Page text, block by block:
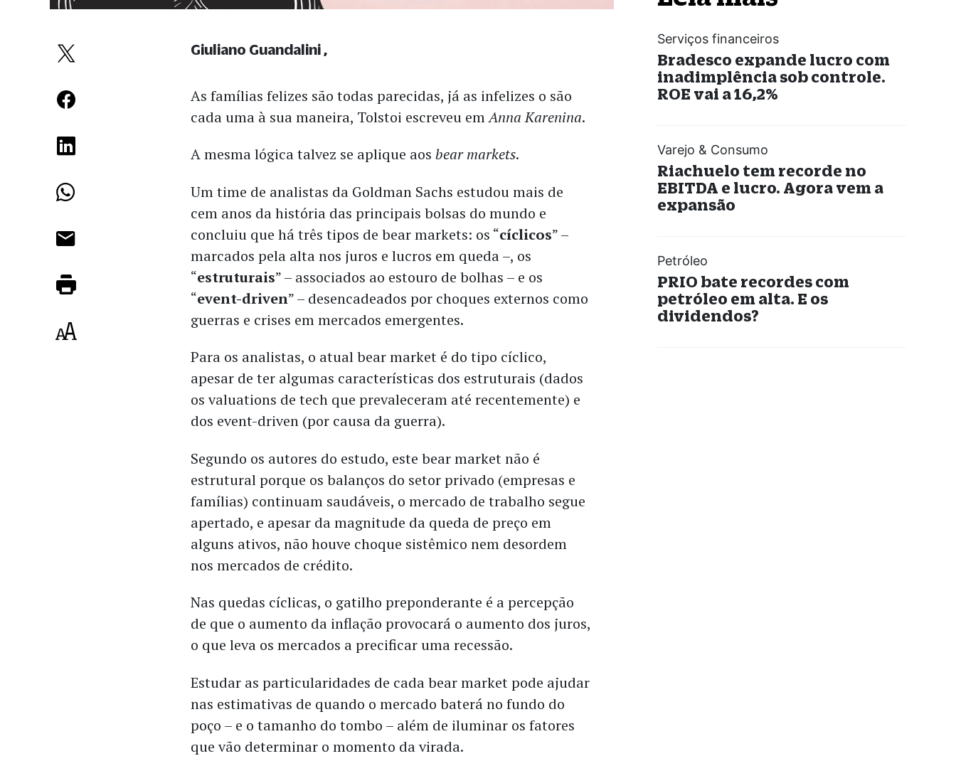
As famílias felizes são todas parecidas, já as infelizes o são
cada uma à sua maneira, Tolstoi escreveu emAnna Karenina.
A mesma lógica talvez se aplique aosbear markets.
Um time de analistas da Goldman Sachs estudou mais de
cem anos da história das principais bolsas do mundo e
concluiu que há três tipos de bear markets: os “cíclicos” –
marcados pela alta nos juros e lucros em queda –, os
“estruturais” – associados ao estouro de bolhas – e os
“event-driven” – desencadeados por choques externos como
guerras e crises em mercados emergentes.
Para os analistas, o atual bear market é do tipo cíclico,
apesar de ter algumas características dos estruturais (dados
os valuations de tech que prevaleceram até recentemente) e
dos event-driven (por causa da guerra).
Segundo os autores do estudo, este bear market não é
estrutural porque os balanços do setor privado (empresas e
famílias) continuam saudáveis, o mercado de trabalho segue
apertado, e apesar da magnitude da queda de preço em
alguns ativos, não houve choque sistêmico nem desordem
nos mercados de crédito.
Nas quedas cíclicas, o gatilho preponderante é a percepção
de que o aumento da inflação provocará o aumento dos juros,
o que leva os mercados a precificar uma recessão.
Estudar as particularidades de cada bear market pode ajudar
nas estimativas de quando o mercado baterá no fundo do
poço – e o tamanho do tombo – além de iluminar os fatores
que vão determinar o momento da virada.
Giuliano Guandalini
Serviços financeiros
Bradesco expande lucro com
inadimplência sob controle.
ROE vai a 16,2%
Varejo & Consumo
Riachuelo tem recorde no
EBITDA e lucro. Agora vem a
expansão
Petróleo
PRIO bate recordes com
petróleo em alta. E os
dividendos?